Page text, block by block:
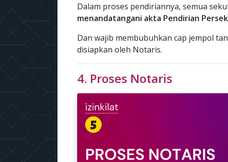
Dalam proses pendiriannya, semua
menandatangani akta Pendirian
Dan wajib membubuhkan cap jempol
disiapkan oleh Notaris.
4. Proses Notaris